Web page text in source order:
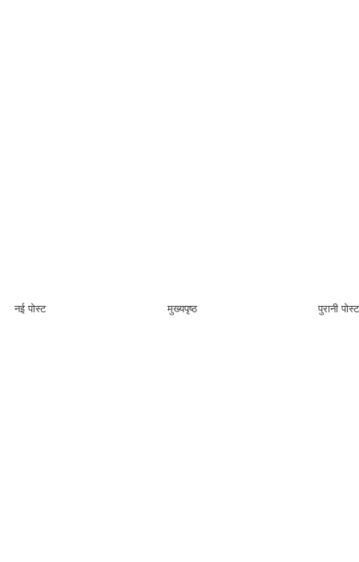
नई पोस्ट पुरानी पोस्ट
मुख्यपृष्ठ